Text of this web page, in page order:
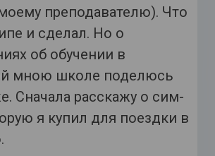
преподавателю). Что
и сделал. Но о
об обучении в
мною школе поделюсь
Сначала расскажу о сим-
я купил для поездки в